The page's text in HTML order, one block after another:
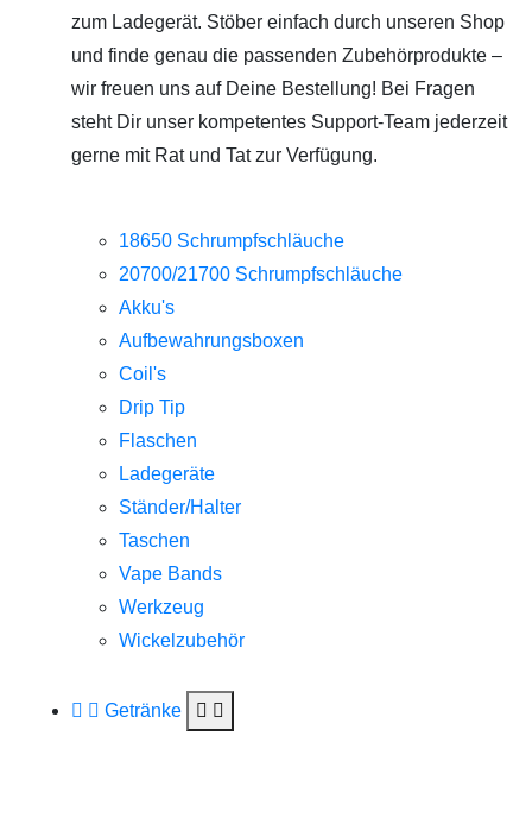
zum Ladegerät. Stöber einfach durch unseren Shop
und finde genau die passenden Zubehörprodukte –
wir freuen uns auf Deine Bestellung! Bei Fragen
steht Dir unser kompetentes Support-Team jederzeit
gerne mit Rat und Tat zur Verfügung.
18650 Schrumpfschläuche
20700/21700 Schrumpfschläuche
Akku's
Aufbewahrungsboxen
Coil's
Drip Tip
Flaschen
Ladegeräte
Ständer/Halter
Taschen
Vape Bands
Werkzeug
Wickelzubehör
Getränke